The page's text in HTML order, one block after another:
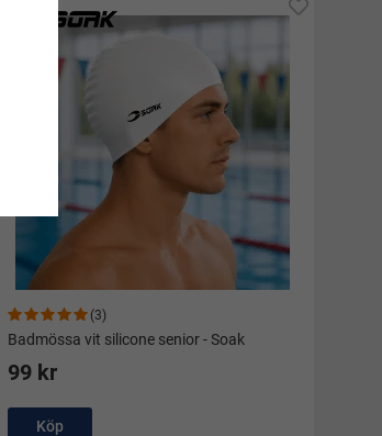
(3)
Badmössa vit silicone senior - Soak
99 kr
Köp